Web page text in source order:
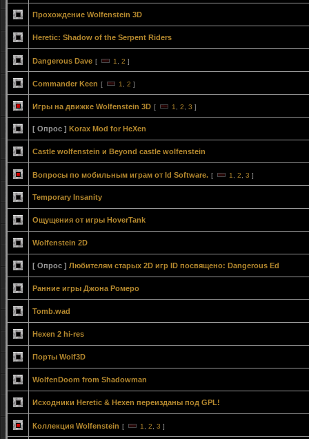
Прохождение Wolfenstein 3D
Heretic: Shadow of the Serpent Riders
Dangerous Dave [ 1 2 ]
Commander Keen [ 1 2 ]
Игры на движке Wolfenstein 3D [ 1 2 3 ]
[ Опрос ] Korax Mod for HeXen
Сastle wolfenstein и Beyond castle wolfenstein
Вопросы по мобильным играм от Id Software. [ 1 2 3 ]
Temporary Insanity
Ощущения от игры HoverTank
Wolfenstein 2D
[ Опрос ] Любителям старых 2D игр ID посвящено: Dangerous Ed
Ранние игры Джона Ромеро
Tomb.wad
Hexen 2 hi-res
Порты Wolf3D
WolfenDoom from Shadowman
Исходники Heretic & Hexen переизданы под GPL!
Коллекция Wolfenstein [ 1 2 3 ]